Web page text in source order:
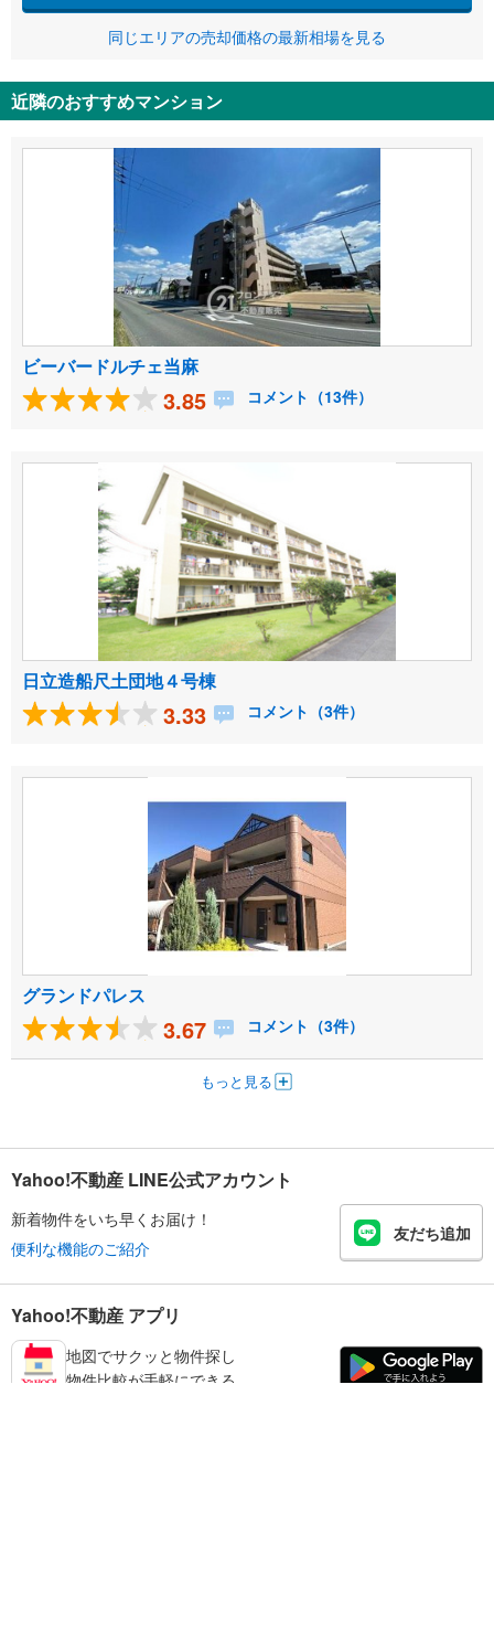
同じエリアの売却価格の最新相場を見る
近隣のおすすめマンション
ビーバードルチェ当麻
3.85 コメント（13件）
日立造船尺土団地４号棟
3.33 コメント（3件）
グランドパレス
3.67 コメント（3件）
もっと見る
Yahoo!不動産 LINE公式アカウント
新着物件をいち早くお届け！
便利な機能のご紹介
友だち追加
Yahoo!不動産 アプリ
地図でサクッと物件探し
物件比較が手軽にできる